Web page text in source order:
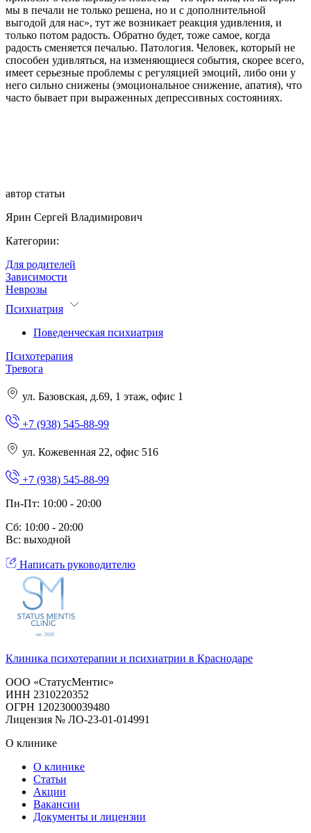
мы в печали не только решена, но и с дополнительной
выгодой для нас», тут же возникает реакция удивления, и
только потом радость. Обратно будет, тоже самое, когда
радость сменяется печалью. Патология. Человек, который не
способен удивляться, на изменяющиеся события, скорее всего,
имеет серьезные проблемы с регуляцией эмоций, либо они у
него сильно снижены (эмоциональное снижение, апатия), что
часто бывает при выраженных депрессивных состояниях.
автор статьи
Ярин Сергей Владимирович
Категории:
Для родителей
Зависимости
Неврозы
Психиатрия
Поведенческая психиатрия
Психотерапия
Тревога
ул. Базовская, д.69, 1 этаж, офис 1
+7 (938) 545-88-99
ул. Кожевенная 22, офис 516
+7 (938) 545-88-99
Пн-Пт: 10:00 - 20:00
Сб: 10:00 - 20:00
Вс: выходной
Написать руководителю
Клиника психотерапии и психиатрии в Краснодаре
ООО «СтатусМентис»
ИНН 2310220352
ОГРН 1202300039480
Лицензия № ЛО-23-01-014991
О клинике
О клинике
Статьи
Акции
Вакансии
Документы и лицензии